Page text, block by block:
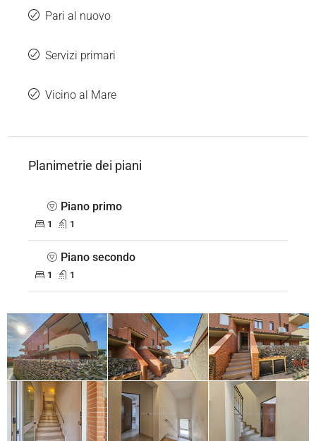
Pari al nuovo
Servizi primari
Vicino al Mare
Planimetrie dei piani
Piano primo
1 1
Piano secondo
1 1